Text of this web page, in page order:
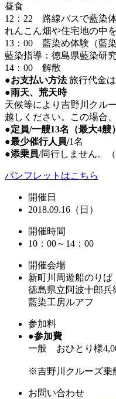
昼食
12：22 路線バスで藍染体
れんこん畑や住宅地の中
13：00 藍染め体験（藍染
藍染指導：徳島県藍染研
14：00 解散
●お支払い方法旅行代金は
●雨天、荒天時
天候等により吉野川クル
越しください。この場合
●定員/一艘13名（最大4艘）
●最少催行人員/1名
●添乗員/同行しません。
パンフレットはこちら
開催日
2018.09.16（日）
開催時間
10：00～14：00
開催会場
新町川周遊船のりば
徳島県立阿波十郎兵
藍染工房ルアフ
参加料
●参加費
一般 おひとり様
※吉野川クルーズ乗
お問い合わせ